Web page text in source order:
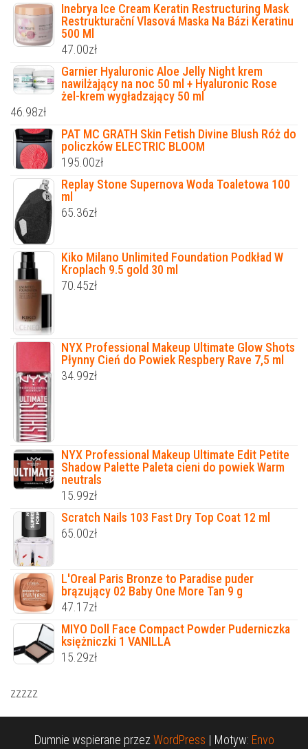
Inebrya Ice Cream Keratin Restructuring Mask
Restrukturační Vlasová Maska Na Bázi Keratinu
500 Ml
47.00zł
Garnier Hyaluronic Aloe Jelly Night krem
nawilżający na noc 50 ml + Hyaluronic Rose
żel-krem wygładzający 50 ml
46.98zł
PAT MC GRATH Skin Fetish Divine Blush Róż do
policzków ELECTRIC BLOOM
195.00zł
Replay Stone Supernova Woda Toaletowa 100
ml
65.36zł
Kiko Milano Unlimited Foundation Podkład W
Kroplach 9.5 gold 30 ml
70.45zł
NYX Professional Makeup Ultimate Glow Shots
Płynny Cień do Powiek Respbery Rave 7,5 ml
34.99zł
NYX Professional Makeup Ultimate Edit Petite
Shadow Palette Paleta cieni do powiek Warm
neutrals
15.99zł
Scratch Nails 103 Fast Dry Top Coat 12 ml
65.00zł
L'Oreal Paris Bronze to Paradise puder
brązujący 02 Baby One More Tan 9 g
47.17zł
MIYO Doll Face Compact Powder Puderniczka
księżniczki 1 VANILLA
15.29zł
zzzzz
Dumnie wspierane przez WordPress | Motyw: Envo